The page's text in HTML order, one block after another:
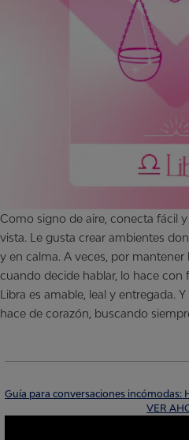
Como signo de aire, conecta fácil
vista. Le gusta crear ambientes
y en calma. A veces, por mantener
cuando decide hablar, lo hace con
Libra es amable, leal y entregada.
hace de corazón, buscando
Guía para conversaciones incómodas:
VER